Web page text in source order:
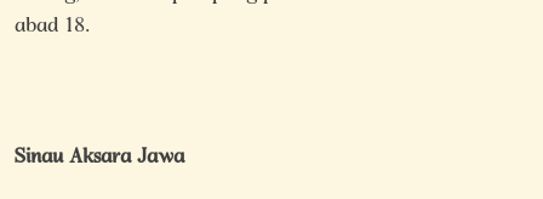
abad 18.
Sinau Aksara Jawa